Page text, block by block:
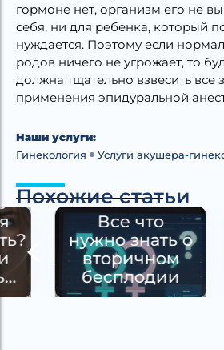
гормоне нет, организм его не
себя, ни для ребенка, который
нуждается. Поэтому если
родов ничего не угрожает, то
должна тщательно взвесить все
применения эпидуральной
Наши услуги:
Гинекология
Услуги акушера-
Похожие статьи
Все что
нужно знать о
вторичном
бесплодии